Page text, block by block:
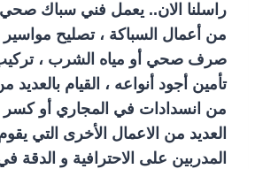
راسلنا الان.. يعمل فني سباك صحي
من أعمال السباكة ، تصليح مواسير
صرف صحي أو مياه الشرب ،
تأمين أجود أنواعه ، القيام
من انسدادات في المجاري أو كسر
العديد من الاعمال الأخرى التي يقوم
المدربين على الاحترافية و